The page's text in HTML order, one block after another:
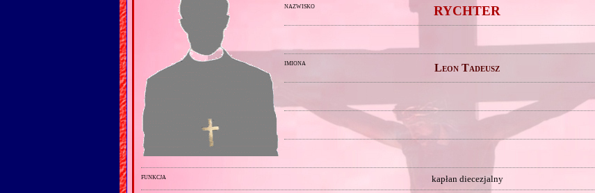
nazwisko RYCHTER
imiona Leon Tadeusz
funkcja kapłan diecezjalny